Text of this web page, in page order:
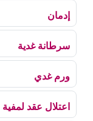
إدمان
سرطانة غدية
ورم غدي
اعتلال عقد لمفية